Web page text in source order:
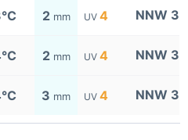
2 mm UV 4 NNW 3
2 mm UV 4 NNW 3
3 mm UV 4 NNW 3